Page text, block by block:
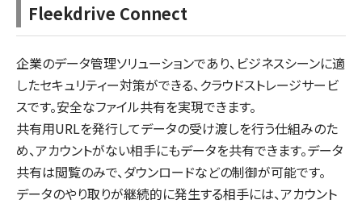
Fleekdrive Connect
企業のデータ管理ソリューションであり、ビジネスシーンに適
したセキュリティー対策ができる、クラウドストレージサービ
スです。安全なファイル共有を実現できます。
共有用URLを発行してデータの受け渡しを行う仕組みのた
め、アカウントがない相手にもデータを共有できます。データ
共有は閲覧のみで、ダウンロードなどの制御が可能です。
データのやり取りが継続的に発生する相手には、アカウント